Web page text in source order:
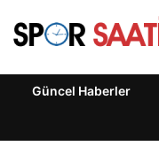
Güncel Haberler